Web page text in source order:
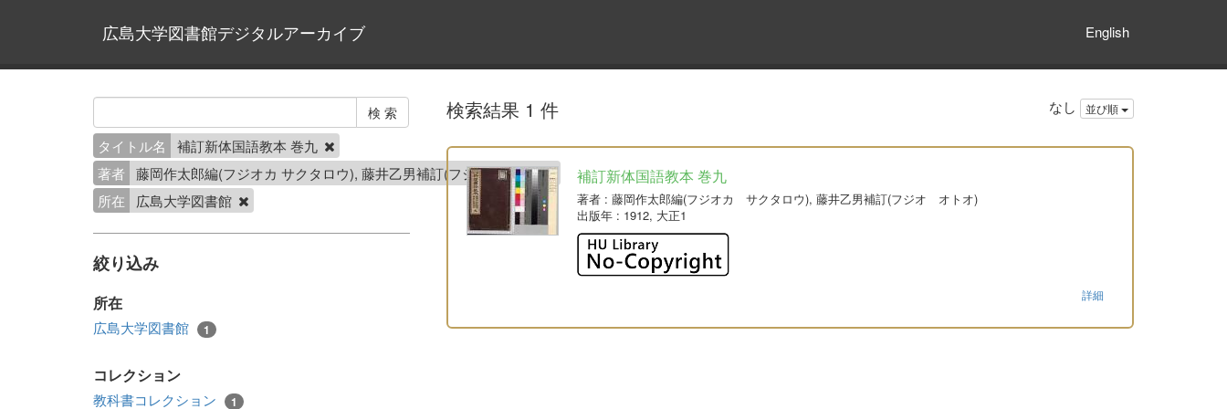
広島大学図書館デジタルアーカイブ English
タイトル名
補訂新体国語教本 巻九
著者
藤岡作太郎編(フジオカ サクタロウ), 藤井乙男補訂(フジオ オトオ)
所在
広島大学図書館
絞り込み
所在
広島大学図書館 1
コレクション
教科書コレクション 1
検索結果 1 件 なし 並び順
補訂新体国語教本 巻九
著者: 藤岡作太郎編(フジオカ サクタロウ), 藤井乙男補訂(フジオ オトオ)
出版年: 1912, 大正1
詳細